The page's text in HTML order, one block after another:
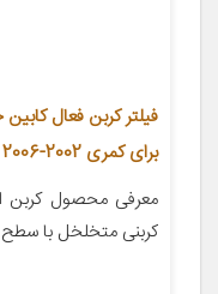
برای کمری 2002-2006
معرفی محصول کربن
کربنی متخلخل با